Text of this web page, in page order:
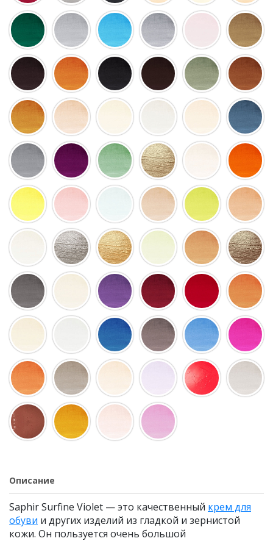
Описание
Saphir Surfine Violet — это качественный крем для
обуви и других изделий из гладкой и зернистой
кожи. Он пользуется очень большой